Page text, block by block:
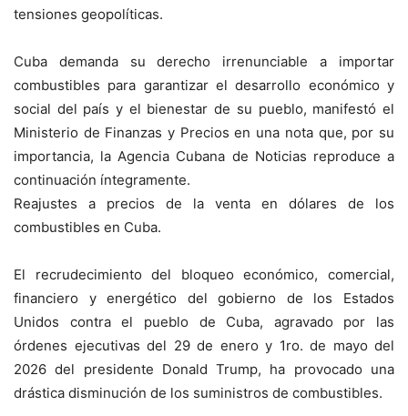
tensiones geopolíticas.
Cuba demanda su derecho irrenunciable a importar
combustibles para garantizar el desarrollo económico y
social del país y el bienestar de su pueblo, manifestó el
Ministerio de Finanzas y Precios en una nota que, por su
importancia, la Agencia Cubana de Noticias reproduce a
continuación íntegramente.
Reajustes a precios de la venta en dólares de los
combustibles en Cuba.
El recrudecimiento del bloqueo económico, comercial,
financiero y energético del gobierno de los Estados
Unidos contra el pueblo de Cuba, agravado por las
órdenes ejecutivas del 29 de enero y 1ro. de mayo del
2026 del presidente Donald Trump, ha provocado una
drástica disminución de los suministros de combustibles.